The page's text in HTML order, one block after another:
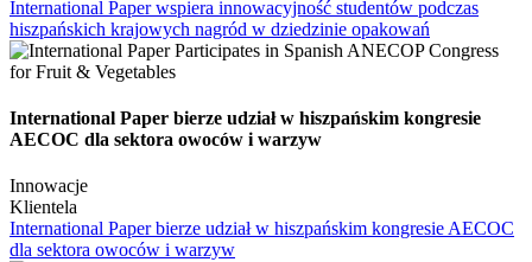
International Paper wspiera innowacyjność studentów podczas
hiszpańskich krajowych nagród w dziedzinie opakowań
International Paper bierze udział w hiszpańskim kongresie
AECOC dla sektora owoców i warzyw
Innowacje
Klientela
International Paper bierze udział w hiszpańskim kongresie AECOC
dla sektora owoców i warzyw